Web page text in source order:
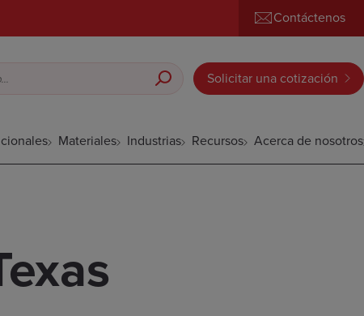
Contáctenos
Fundición a la cera perdida para la industria aeroespacial, opciones de acabado superficial, etc. Solicitar una cotización
Materiales Industrias Recursos Acerca de nosotros